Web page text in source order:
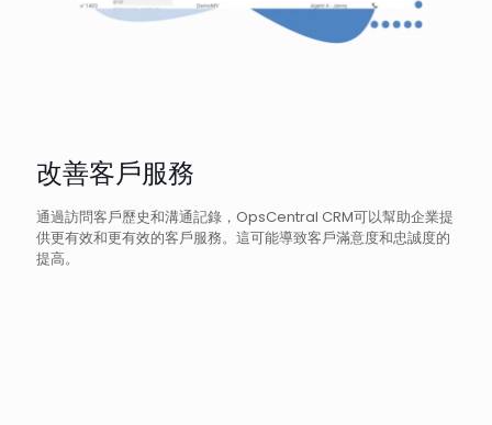
改善客戶服務
通過訪問客戶歷史和溝通記錄，OpsCentral CRM可以幫助企業提
供更有效和更有效的客戶服務。這可能導致客戶滿意度和忠誠度的
提高。